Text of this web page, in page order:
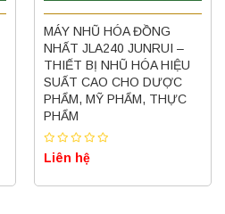
MÁY NHŨ HÓA ĐỒNG
NHẤT JLA240 JUNRUI –
THIẾT BỊ NHŨ HÓA HIỆU
SUẤT CAO CHO DƯỢC
PHẨM, MỸ PHẨM, THỰC
PHẨM
Liên hệ